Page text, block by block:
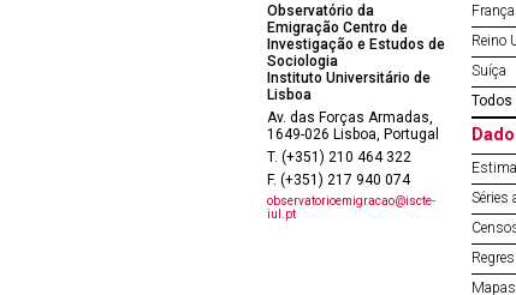
Observatório da
Emigração Centro de
Investigação e Estudos de
Sociologia
Instituto Universitário de
Lisboa
Av. das Forças Armadas,
1649-026 Lisboa, Portugal
T. (+351) 210 464 322
F. (+351) 217 940 074
observatorioemigracao@iscte-
iul.pt
França
Reino
Suíça
Todos
Séries
Mapas